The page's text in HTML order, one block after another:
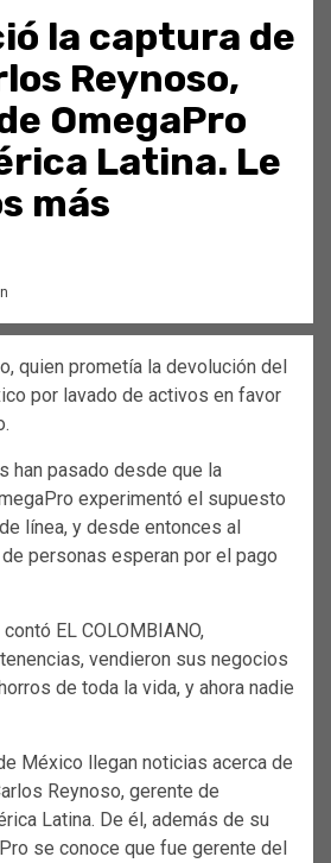
la captura de
Reynoso,
OmegaPro
Latina. Le
más
quien prometía la devolución del
por lavado de activos en favor
han pasado desde que la
experimentó el supuesto
línea, y desde entonces al
personas esperan por el pago
EL COLOMBIANO,
vendieron sus negocios
de toda la vida, y ahora nadie
México llegan noticias acerca de
Reynoso, gerente de
Latina. De él, además de su
se conoce que fue gerente del